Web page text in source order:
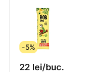
-5%
22 lei/buc.